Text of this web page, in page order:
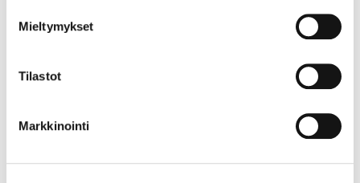
Mieltymykset
Tilastot
Markkinointi
biojalostusteknologiassa
muodostuu aina vääjäämättä
lopputuotteena orgaanisia
todentamisella (esim.